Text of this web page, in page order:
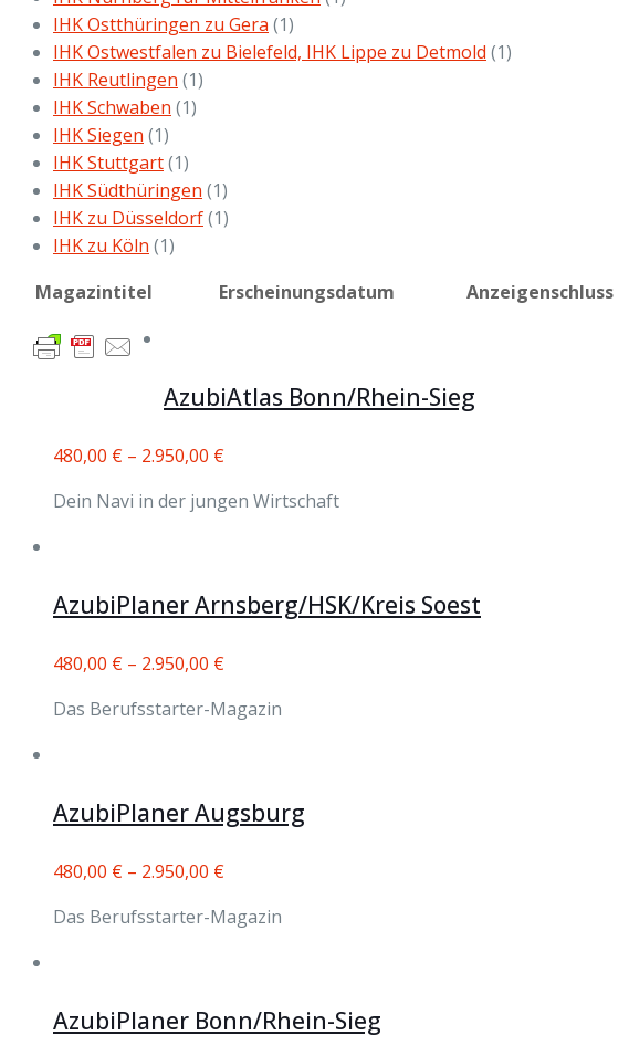
IHK Ostthüringen zu Gera (1)
IHK Ostwestfalen zu Bielefeld, IHK Lippe zu Detmold (1)
IHK Reutlingen (1)
IHK Schwaben (1)
IHK Siegen (1)
IHK Stuttgart(1)
IHK Südthüringen (1)
IHK zu Düsseldorf(1)
IHK zu Köln (1)
Magazintitel
Erscheinungsdatum Anzeigenschluss
AzubiAtlas Bonn/Rhein-Sieg
480,00 € – 2.950,00 €
Dein Navi in der jungen Wirtschaft
AzubiPlaner Arnsberg/HSK/Kreis Soest
480,00 € – 2.950,00 €
Das Berufsstarter-Magazin
AzubiPlaner Augsburg
480,00 € – 2.950,00 €
Das Berufsstarter-Magazin
AzubiPlaner Bonn/Rhein-Sieg